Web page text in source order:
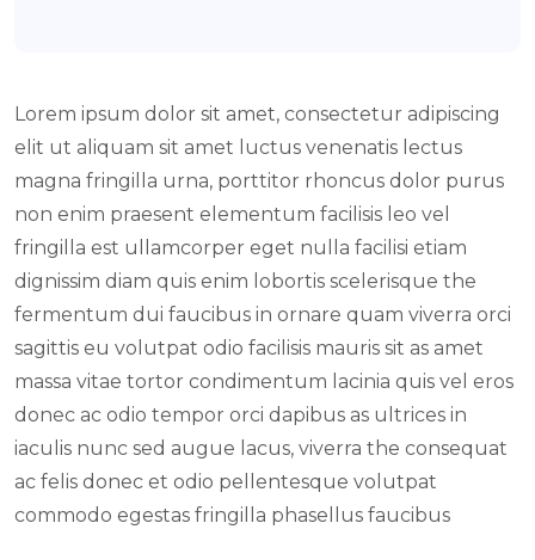
Lorem ipsum dolor sit amet, consectetur adipiscing
elit ut aliquam sit amet luctus venenatis lectus
magna fringilla urna, porttitor rhoncus dolor purus
non enim praesent elementum facilisis leo vel
fringilla est ullamcorper eget nulla facilisi etiam
dignissim diam quis enim lobortis scelerisque the
fermentum dui faucibus in ornare quam viverra orci
sagittis eu volutpat odio facilisis mauris sit as amet
massa vitae tortor condimentum lacinia quis vel eros
donec ac odio tempor orci dapibus as ultrices in
iaculis nunc sed augue lacus, viverra the consequat
ac felis donec et odio pellentesque volutpat
commodo egestas fringilla phasellus faucibus